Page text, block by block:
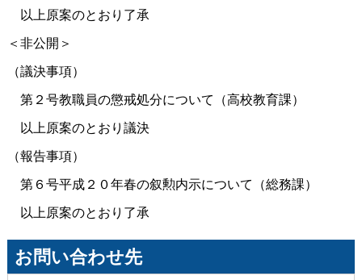
以上原案のとおり了承
＜非公開＞
（議決事項）
第２号教職員の懲戒処分について（高校教育課）
以上原案のとおり議決
（報告事項）
第６号平成２０年春の叙勲内示について（総務課）
以上原案のとおり了承
お問い合わせ先